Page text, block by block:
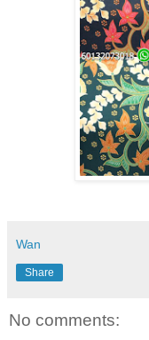
Wan
Share
No comments: